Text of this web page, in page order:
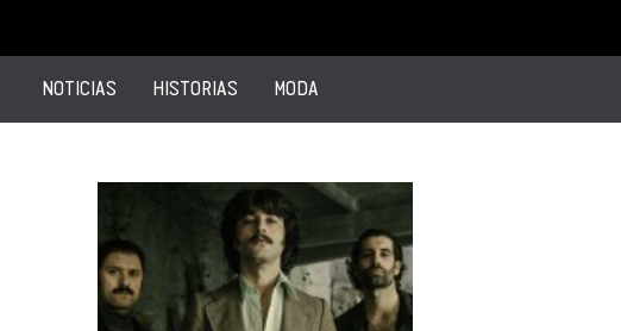
NOTICIAS HISTORIAS MODA